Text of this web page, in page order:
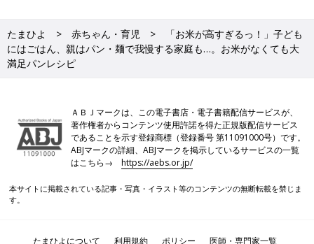
たまひよ 赤ちゃん・育児
「お米が高すぎるっ！」子ども
にはごはん、親はパン・麺で我慢する家庭も…。お米がなくても大
満足パンレシピ
ＡＢＪマークは、この電子書店・電子書籍配信サービスが、
著作権者からコンテンツ使用許諾を得た正規版配信サービス
であることを示す登録商標（登録番号 第11091000号）です。
ABJマークの詳細、ABJマークを掲示しているサービスの一覧
はこちら→https://aebs.or.jp/
本サイトに掲載されている記事・写真・イラスト等のコンテンツの無断転載を禁じま
す。
たまひよについて 利用規約 ポリシー 医師・専門家一覧